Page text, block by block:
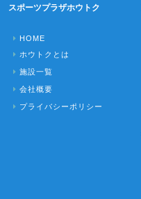
スポーツプラザホウトク
HOME
ホウトクとは
施設一覧
会社概要
プライバシーポリシー